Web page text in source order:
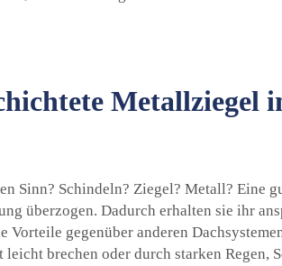
Sinn? Schindeln? Ziegel? Metall? Eine
überzogen. Dadurch erhalten sie ihr
gegenüber anderen
brechen oder durch starken Regen,